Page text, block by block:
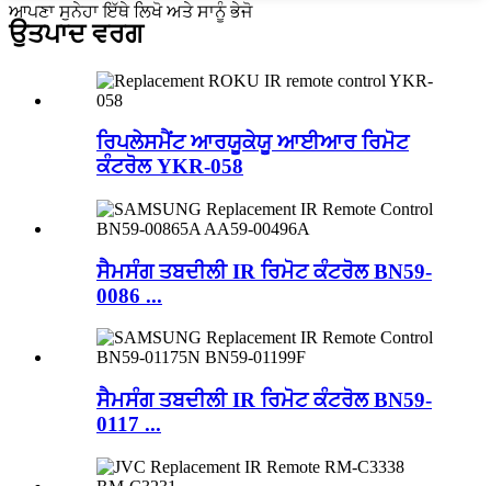
ਆਪਣਾ ਸੁਨੇਹਾ ਇੱਥੇ ਲਿਖੋ ਅਤੇ ਸਾਨੂੰ ਭੇਜੋ
ਉਤਪਾਦ ਵਰਗ
ਰਿਪਲੇਸਮੈਂਟ ਆਰਯੂਕੇਯੂ ਆਈਆਰ ਰਿਮੋਟ
ਕੰਟਰੋਲ YKR-058
ਸੈਮਸੰਗ ਤਬਦੀਲੀ IR ਰਿਮੋਟ ਕੰਟਰੋਲ BN59-
0086 ...
ਸੈਮਸੰਗ ਤਬਦੀਲੀ IR ਰਿਮੋਟ ਕੰਟਰੋਲ BN59-
0117 ...